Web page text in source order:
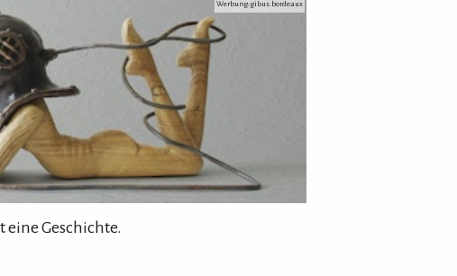
Werbung: gibus.bordeaux
Geschichte.